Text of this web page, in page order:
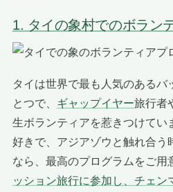
1. タイの象村でのボラン
タイは世界で最も人気のあるバ
とつで、 ギャップイヤー旅行者
生ボランティアを惹きつけてい
好きで、アジアゾウと触れ合う
なら、最高のプログラムをご用
ッション旅行に参加し、チェン